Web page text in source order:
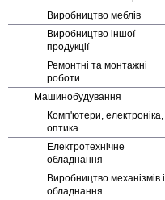
Виробництво меблів
Виробництво іншої
продукції
Ремонтні та монтажні
роботи
Машино­будування
Комп'ютери, електроніка,
оптика
Електро­технічне
обладнання
Виробництво механізмів і
обладнання